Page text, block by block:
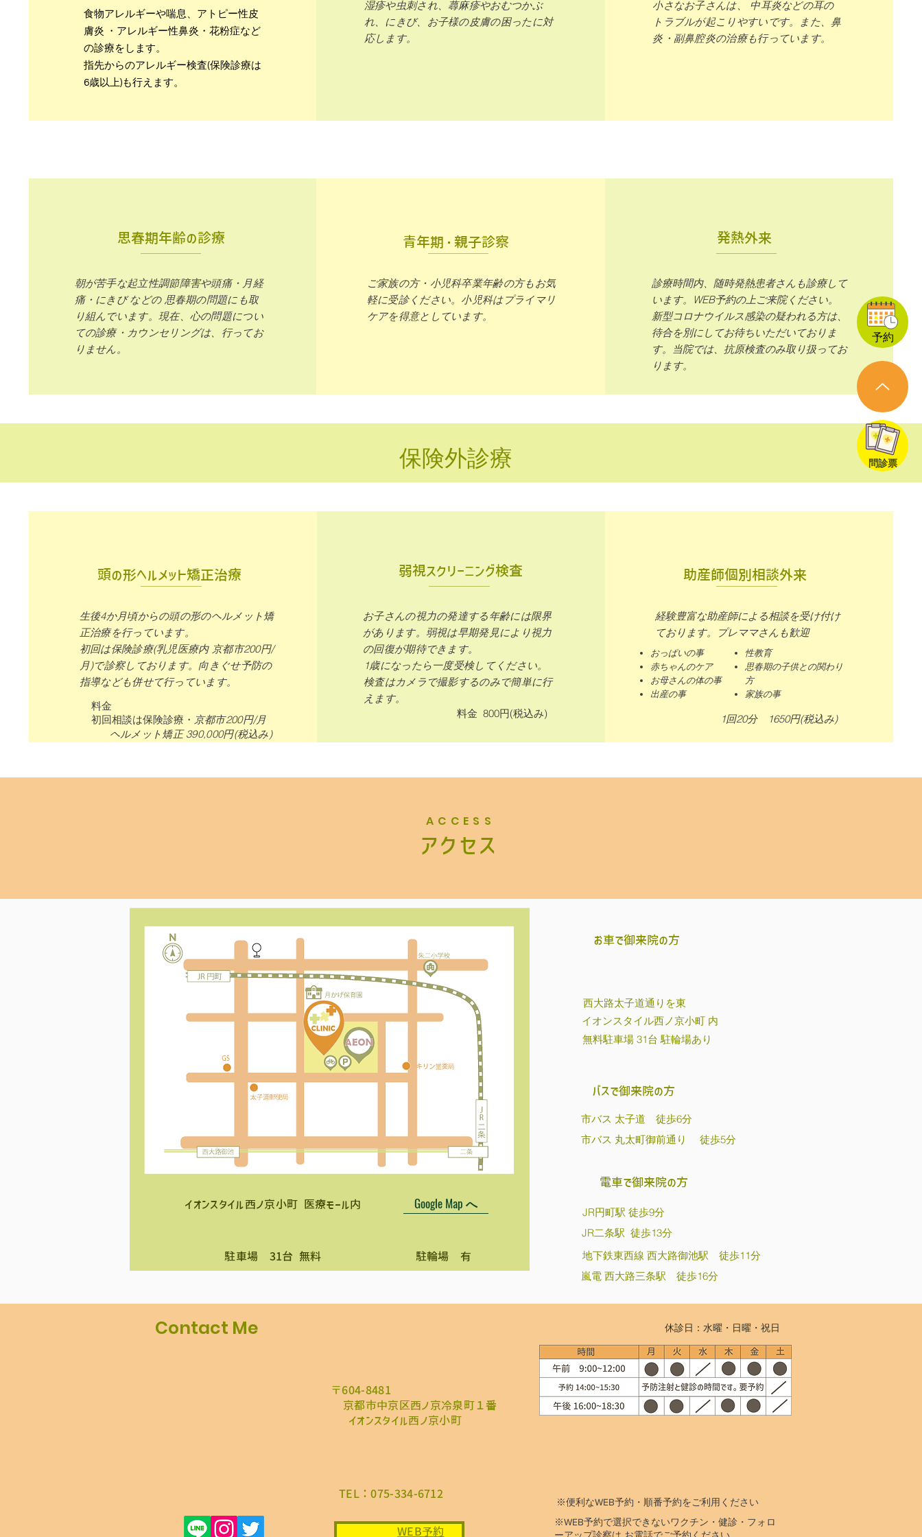
問診票
予約
​食物アレルギーや喘息、アトピー性皮
膚炎 ・アレルギー性鼻炎・花粉症など
の診療をします。
指先からのアレルギー検査(保険診療は
6歳以上)も行えます。
湿疹や虫刺され、蕁麻疹やおむつかぶ
れ、にきび、お子様の皮膚の困ったに対
応します。
小さなお子さんは、 中耳炎などの耳の
トラブルが起こりやすいです。また、鼻
炎・副鼻腔炎の治療も行っています。
思春期年齢の診療
朝が苦手な起立性調節障害や頭痛・月経
痛・にきび などの 思春期の問題にも取
り組んでいます。現在、心の問題につい
ての診療・カウンセリングは、 ​行ってお
りません。
青年期・親子診察
ご家族の方・小児科卒業年齢の方もお気
軽に受診ください。小児科はプライマリ
ケアを得意としています。
発熱外来
​診療時間内、随時発熱患者さんも診療して
います。WEB予約の上ご来院ください。
新型コロナウイルス感染の疑われる方は、
待合を別にしてお待ちいただいておりま
す。当院では、抗原検査のみ取り扱ってお
ります。
保険外診療
頭の形ヘルメット矯正治療
生後4か月頃からの頭の形のヘルメット矯
正治療を行っています。
​初回は保険診療(乳児医療内 京都市200円/
月)で診察しております。向きぐせ予防の
指導なども併せて行っています。
料金
初回相談は保険診療・ 京都市200円/月
​ヘルメット矯正 390,000円(税込み)
弱視スクリーニング検査
お子さんの視力の発達する年齢には限界
があります。弱視は早期発見により視力
の回復が期待できます。
​1歳になったら一度受検してください。
検査はカメラで撮影するのみで簡単に行
えます。
料金 800円(税込み)
助産師個別相談外来
経験豊富な助産師による相談を受け付け
ております。​プレママさんも歓迎
おっぱいの事
赤ちゃんのケア
お母さんの体の事
出産の事
性教育
思春期の子供との関わり
方
​家族の事
1回20分 1650円(税込み)
ACCESS
​アクセス
Google Map へ
イオンスタイル西ノ京小町 医療モール内
​駐車場 31台 無料 駐輪場 有
お車で御来院の方
​西大路太子道通りを東
無料駐車場 31台 駐輪場あり
イオンスタイル西ノ京小町 内
バスで御来院の方
市バス 太子道 徒歩6分
市バス 丸太町御前通り 徒歩5分
電車で御来院の方
JR円町駅 徒歩9分
JR二条駅 徒歩13分
地下鉄東西線 西大路御池駅 徒歩11分
嵐電 西大路三条駅 徒歩16分
Contact Me
​京都市中京区西ノ京冷泉町１番
〒604-8481
イオンスタイル西ノ京小町
休診日：水曜・日曜・祝日
TEL：075-334-6712
WEB予約
※便利なWEB予約・順番予約をご利用ください
※WEB予約で選択できないワクチン・健診・フォロ